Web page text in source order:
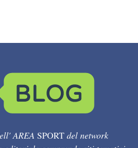
AREA SPORT del network